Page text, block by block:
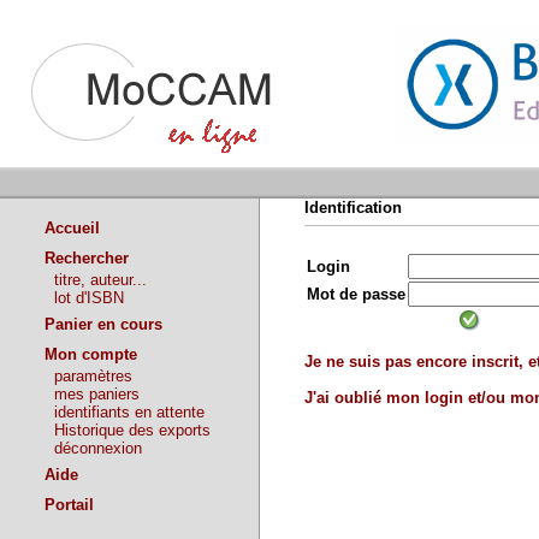
Accueil
Rechercher
titre, auteur...
lot d'ISBN
Panier en cours
Mon compte
paramètres
mes paniers
identifiants en attente
Historique des exports
déconnexion
Aide
Portail
Identification
Login
Mot de passe
Je ne suis pas encore inscrit,
J'ai oublié mon login et/ou